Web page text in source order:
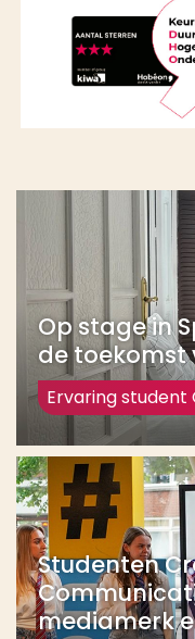
Op stage in
de toekomst
Ervaring
Studenten
mediamerk